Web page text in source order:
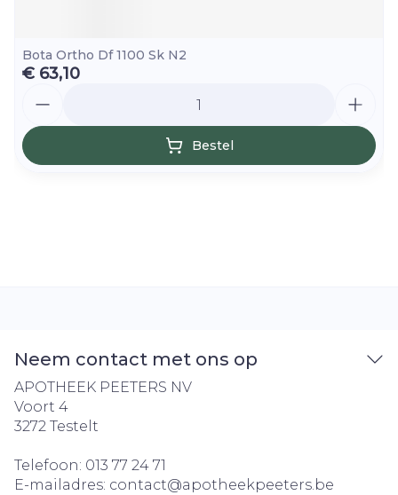
Bota Ortho Df 1100 Sk N2
€ 63,10
Bestel
Neem contact met ons op
APOTHEEK PEETERS NV
Voort 4
3272 Testelt
Telefoon: 013 77 24 71
E-mailadres: contact@apotheekpeeters.be